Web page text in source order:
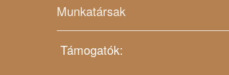
Munkatársak
Támogatók: